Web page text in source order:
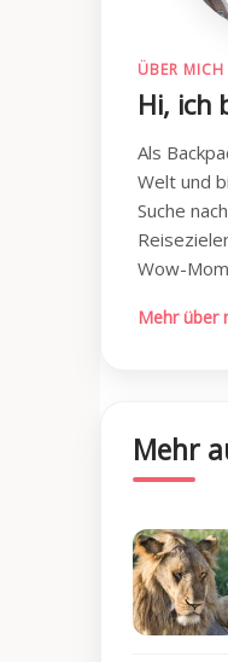
ÜBER MICH
Hi, ich
Als
Welt und
Suche
Wow-
Mehr über
Mehr